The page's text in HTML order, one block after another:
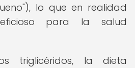
lo que en realidad
para la salud
triglicéridos, la dieta